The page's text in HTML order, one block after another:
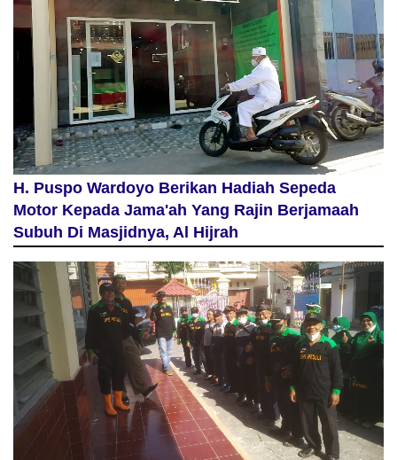
H. Puspo Wardoyo Berikan Hadiah Sepeda
Motor Kepada Jama'ah Yang Rajin Berjamaah
Subuh Di Masjidnya, Al Hijrah